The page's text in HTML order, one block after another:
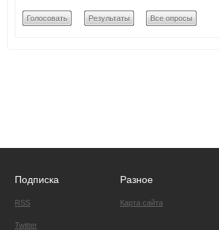
Голосовать Результаты Все опросы
Подписка
RSS
Twitter
Разное
Карта сайта